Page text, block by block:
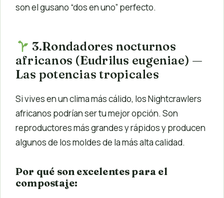
son el gusano “dos en uno” perfecto.
3.Rondadores nocturnos
africanos (Eudrilus eugeniae) —
Las potencias tropicales
Si vives en un clima más cálido, los Nightcrawlers
africanos podrían ser tu mejor opción. Son
reproductores más grandes y rápidos y producen
algunos de los moldes de la más alta calidad.
Por qué son excelentes para el
compostaje: